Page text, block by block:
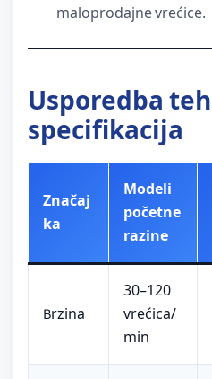
maloprodajne vrećice.
Usporedba
specifikacija
Značaj
ka
Modeli
početne
razine
Brzina
30–120
vrećica/
min